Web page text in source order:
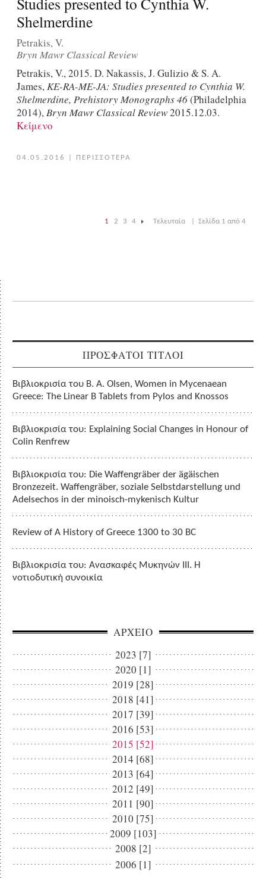
Shelmerdine
Petrakis, V.
Bryn Mawr Classical Review
Petrakis, V., 2015. D. Nakassis, J. Gulizio & S. A.
James,KE-RA-ME-JA: Studies presented to Cynthia W.
Shelmerdine, Prehistory Monographs 46(Philadelphia
2014),Bryn Mawr Classical Review2015.12.03.
Κείμενο
04.05.2016 ΠΕΡΙΣΣΟΤΕΡΑ
1 2 3 4 Τελευταία Σελίδα 1 από 4
ΠΡΟΣΦΑΤΟΙ ΤΙΤΛΟΙ
Βιβλιοκρισία του B. A. Olsen, Women in Mycenaean
Greece: The Linear B Tablets from Pylos and Knossos
Βιβλιοκρισία του: Explaining Social Changes in Honour of
Colin Renfrew
Βιβλιοκρισία του: Die Waffengräber der ägäischen
Bronzezeit. Waffengräber, soziale Selbstdarstellung und
Adelsechos in der minoisch-mykenisch Kultur
Review of A History of Greece 1300 to 30 BC
Βιβλιοκρισία του: Ανασκαφές Μυκηνών ΙΙΙ. Η
νοτιοδυτική συνοικία
ΑΡΧΕΙΟ
2023 [7]
2020 [1]
2019 [28]
2018 [41]
2017 [39]
2016 [53]
2015 [52]
2014 [68]
2013 [64]
2012 [49]
2011 [90]
2010 [75]
2009 [103]
2008 [2]
2006 [1]